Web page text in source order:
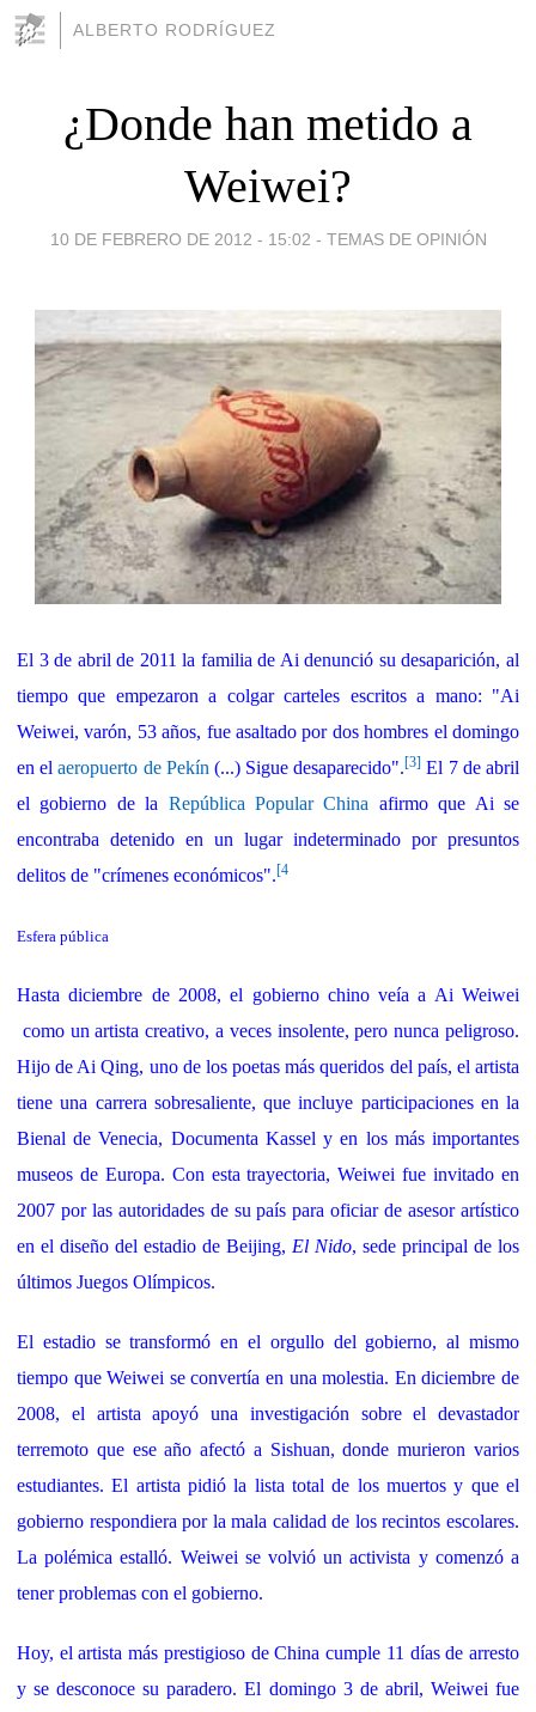
ALBERTO RODRÍGUEZ
¿Donde han metido a
Weiwei?
10 DE FEBRERO DE 2012 - 15:02 - TEMAS DE OPINIÓN
El 3 de abril de 2011 la familia de Ai denunció su desaparición, al
tiempo que empezaron a colgar carteles escritos a mano: "Ai
Weiwei, varón, 53 años, fue asaltado por dos hombres el domingo
en elaeropuerto de Pekín (...) Sigue desaparecido".[3] El 7 de abril
el gobierno de la República Popular China afirmo que Ai se
encontraba detenido en un lugar indeterminado por presuntos
delitos de "crímenes económicos".[4
Esfera pública
Hasta diciembre de 2008, el gobierno chino veía a Ai Weiwei
como un artista creativo, a veces insolente, pero nunca peligroso.
Hijo de Ai Qing, uno de los poetas más queridos del país, el artista
tiene una carrera sobresaliente, que incluye participaciones en la
Bienal de Venecia, Documenta Kassel y en los más importantes
museos de Europa. Con esta trayectoria, Weiwei fue invitado en
2007 por las autoridades de su país para oficiar de asesor artístico
en el diseño del estadio de Beijing, El Nido, sede principal de los
últimos Juegos Olímpicos.
El estadio se transformó en el orgullo del gobierno, al mismo
tiempo que Weiwei se convertía en una molestia. En diciembre de
2008, el artista apoyó una investigación sobre el devastador
terremoto que ese año afectó a Sishuan, donde murieron varios
estudiantes. El artista pidió la lista total de los muertos y que el
gobierno respondiera por la mala calidad de los recintos escolares.
La polémica estalló. Weiwei se volvió un activista y comenzó a
tener problemas con el gobierno.
Hoy, el artista más prestigioso de China cumple 11 días de arresto
y se desconoce su paradero. El domingo 3 de abril, Weiwei fue